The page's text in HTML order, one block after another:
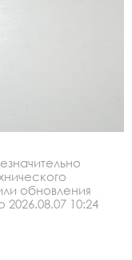
обновления
10:24